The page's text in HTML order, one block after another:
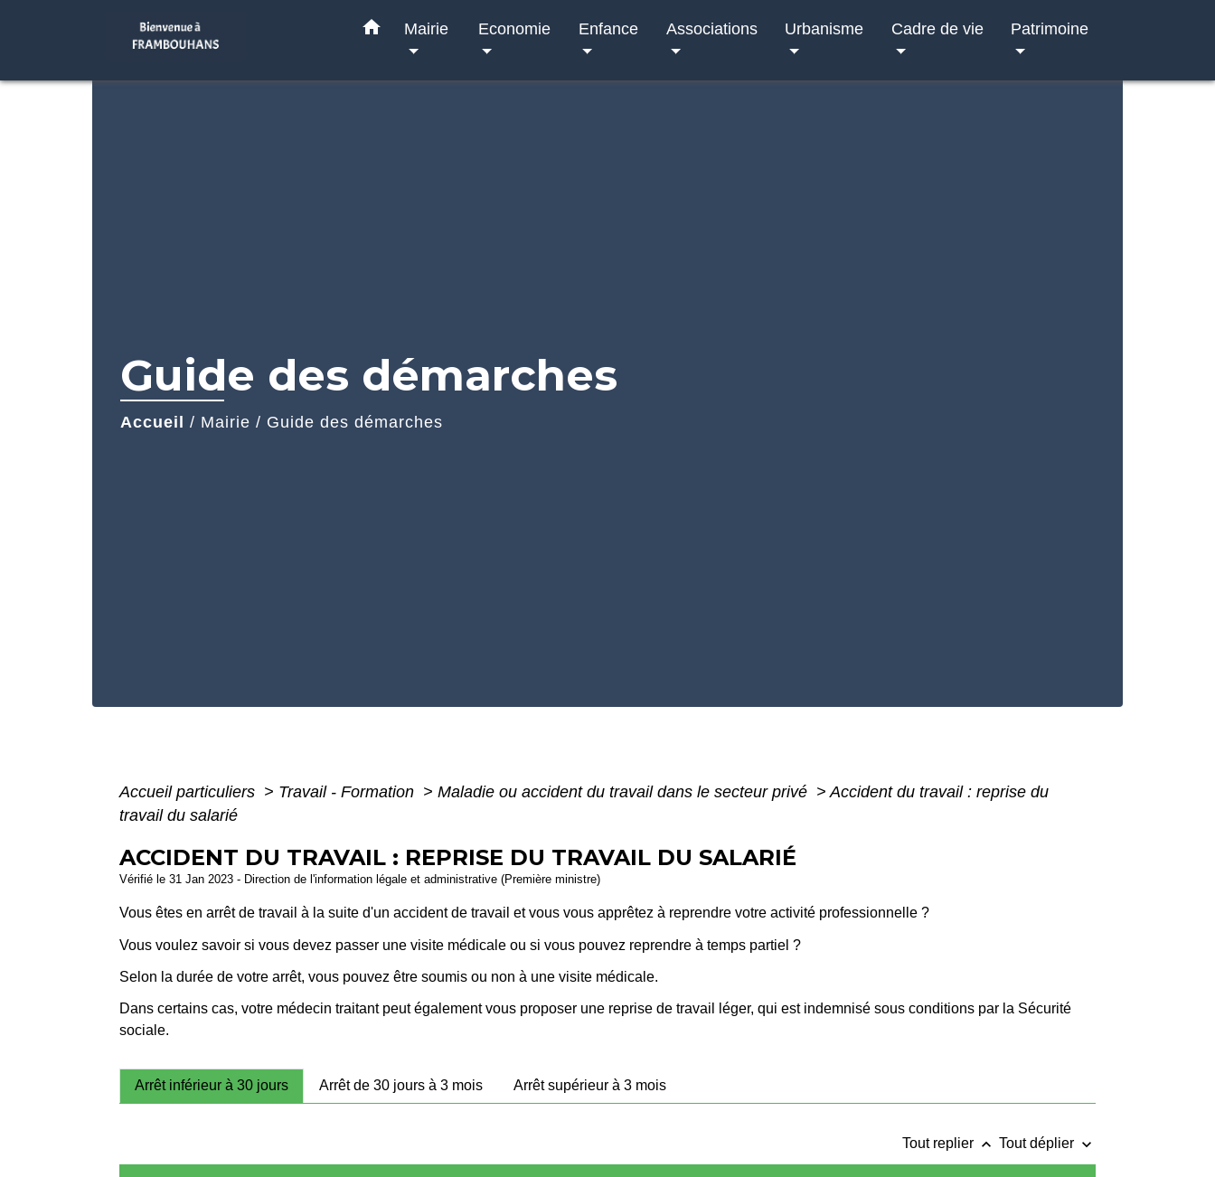
home Mairie Economie Enfance Associations Urbanisme Cadre de vie Patrimoine
Guide des démarches
Accueil / Mairie / Guide des démarches
Accueil particuliers > Travail - Formation > Maladie ou accident du travail dans le secteur privé > Accident du travail : reprise du
travail du salarié
ACCIDENT DU TRAVAIL : REPRISE DU TRAVAIL DU SALARIÉ
Vérifié le 31 Jan 2023 - Direction de l'information légale et administrative (Première ministre)
Vous êtes en arrêt de travail à la suite d'un accident de travail et vous vous apprêtez à reprendre votre activité professionnelle ?
Vous voulez savoir si vous devez passer une visite médicale ou si vous pouvez reprendre à temps partiel ?
Selon la durée de votre arrêt, vous pouvez être soumis ou non à une visite médicale.
Dans certains cas, votre médecin traitant peut également vous proposer une reprise de travail léger, qui est indemnisé sous conditions par la Sécurité
sociale.
Arrêt inférieur à 30 jours Arrêt de 30 jours à 3 mois Arrêt supérieur à 3 mois
Tout replier keyboard_arrow_up Tout déplier keyboard_arrow_down